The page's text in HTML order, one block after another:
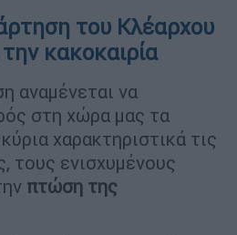
του Κλέαρχου
κακοκαιρία
αναμένεται να
στη χώρα μας τα
χαρακτηριστικά τις
τους ενισχυμένους
πτώση της